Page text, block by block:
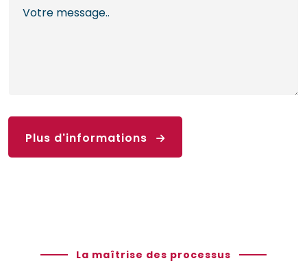
Plus d'informations
La maîtrise des processus